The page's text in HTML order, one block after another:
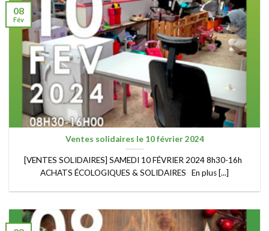
Ventes solidaires le 10 février 2024
[VENTES SOLIDAIRES] SAMEDI 10 FÉVRIER 2024 8h30-16h
ACHATS ÉCOLOGIQUES & SOLIDAIRES En plus [...]
08
Fév